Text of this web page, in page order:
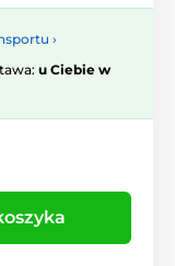
›
u Ciebie w